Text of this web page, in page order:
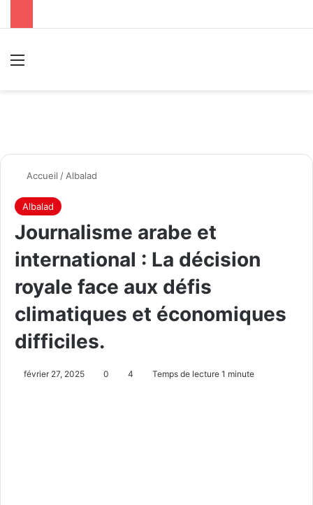
Accueil / Albalad
Albalad
Journalisme arabe et
international : La décision
royale face aux défis
climatiques et économiques
difficiles.
février 27, 2025 0 4 Temps de lecture 1 minute